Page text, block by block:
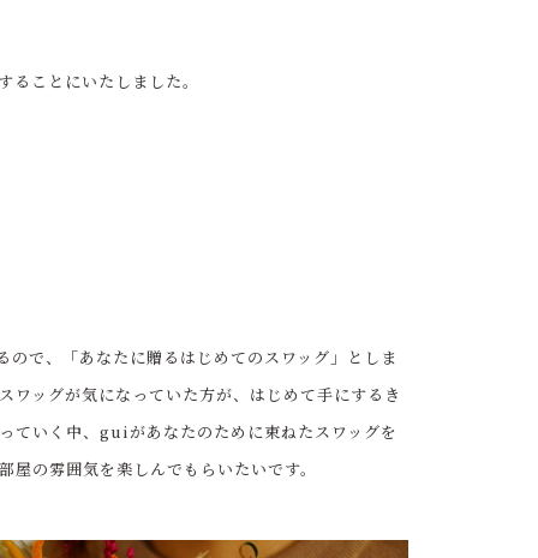
ることにいたしました。
で、「あなたに贈るはじめてのスワッグ」としま
ワッグが気になっていた方が、はじめて手にするき
ていく中、guiがあなたのために束ねたスワッグを
の雰囲気を楽しんでもらいたいです。